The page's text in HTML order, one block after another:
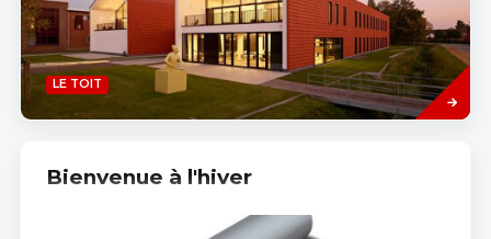
LE TOIT
Read
more
Bienvenue à l'hiver